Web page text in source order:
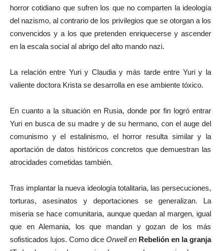
horror cotidiano que sufren los que no comparten la ideología
del nazismo, al contrario de los privilegios que se otorgan a los
convencidos y a los que pretenden enriquecerse y ascender
en la escala social al abrigo del alto mando nazi.
La relación entre Yuri y Claudia y más tarde entre Yuri y la
valiente doctora Krista se desarrolla en ese ambiente tóxico.
En cuanto a la situación en Rusia, donde por fin logró entrar
Yuri en busca de su madre y de su hermano, con el auge del
comunismo y el estalinismo, el horror resulta similar y la
aportación de datos históricos concretos que demuestran las
atrocidades cometidas también.
Tras implantar la nueva ideología totalitaria, las persecuciones,
torturas, asesinatos y deportaciones se generalizan. La
miseria se hace comunitaria, aunque quedan al margen, igual
que en Alemania, los que mandan y gozan de los más
sofisticados lujos. Como dice Orwell en Rebelión en la granja